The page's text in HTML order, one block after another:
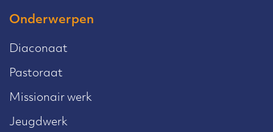
Onderwerpen
Diaconaat
Pastoraat
Missionair werk
Jeugdwerk